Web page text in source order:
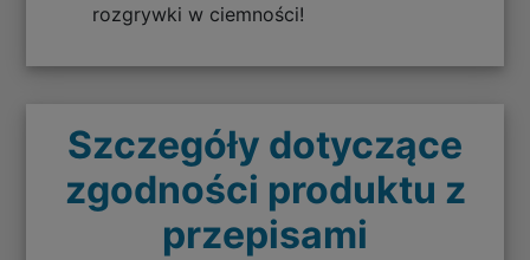
rozgrywki w ciemności!
Szczegóły dotyczące
zgodności produktu z
przepisami